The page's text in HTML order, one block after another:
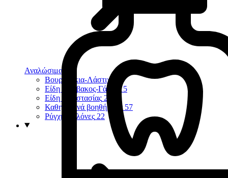
Αναλώσιμα
Βουρτσάκια-Λάστιχα
Είδη Βάμβακος-Γάζες
15
Είδη Προστασίας 23
Καθημερινά βοηθήματα 57
Ρύγχη-Βελόνες 22